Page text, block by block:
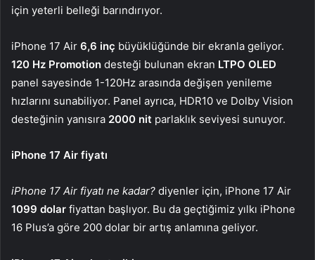
için yeterli belleği barındırıyor.
iPhone 17 Air 6,6 inç büyüklüğünde bir ekranla geliyor.
120 Hz Promotion desteği bulunan ekran LTPO OLED
panel sayesinde 1-120Hz arasında değişen yenileme
hızlarını sunabiliyor. Panel ayrıca, HDR10 ve Dolby Vision
desteğinin yanısıra 2000 nit parlaklık seviyesi sunuyor.
iPhone 17 Air fiyatı
iPhone 17 Air fiyatı ne kadar? diyenler için, iPhone 17 Air
1099 dolar fiyattan başlıyor. Bu da geçtiğimiz yılkı iPhone
16 Plus’a göre 200 dolar bir artış anlamına geliyor.